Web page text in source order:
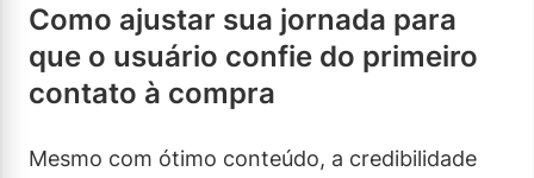
Como ajustar sua jornada para
que o usuário confie do primeiro
contato à compra
Mesmo com ótimo conteúdo, a credibilidade